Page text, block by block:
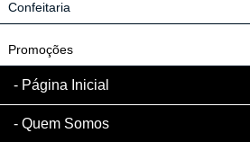
Confeitaria
Promoções
Página Inicial
Quem Somos